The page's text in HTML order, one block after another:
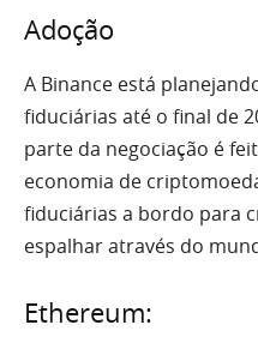
Adoção
A Binance está
fiduciárias até o final de
parte da negociação é
economia de
fiduciárias a bordo para
espalhar através do
Ethereum: